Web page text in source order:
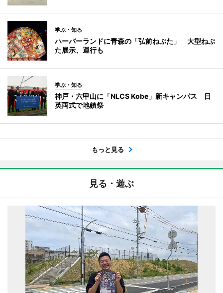
学ぶ・知る
ハーバーランドに青森の「弘前ねぷた」 大型ねぷ
た展示、運行も
学ぶ・知る
神戸・六甲山に「NLCS Kobe」新キャンパス 日
英両式で地鎮祭
もっと見る
見る・遊ぶ